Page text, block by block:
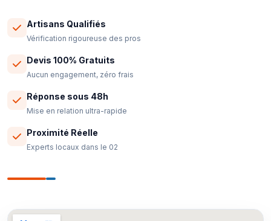
Artisans Qualifiés
Vérification rigoureuse des pros
Devis 100% Gratuits
Aucun engagement, zéro frais
Réponse sous 48h
Mise en relation ultra-rapide
Proximité Réelle
Experts locaux dans le 02